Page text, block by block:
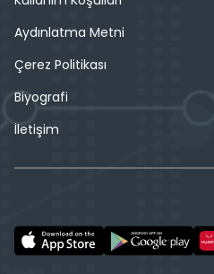
Aydınlatma Metni
Çerez Politikası
Biyografi
İletişim